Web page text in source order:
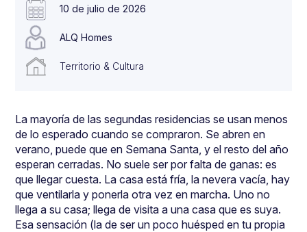
10 de julio de 2026
ALQ Homes
Territorio & Cultura
La mayoría de las segundas residencias se usan menos
de lo esperado cuando se compraron. Se abren en
verano, puede que en Semana Santa, y el resto del año
esperan cerradas. No suele ser por falta de ganas: es
que llegar cuesta. La casa está fría, la nevera vacía, hay
que ventilarla y ponerla otra vez en marcha. Uno no
llega a su casa; llega de visita a una casa que es suya.
Esa sensación (la de ser un poco huésped en tu propia